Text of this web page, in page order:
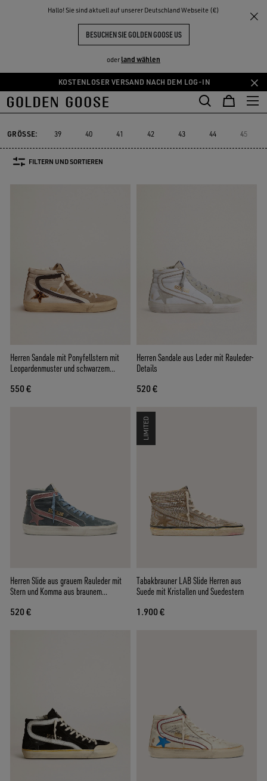
Hallo! Sie sind aktuell auf unserer Deutschland Webseite (€)
BESUCHEN SIE GOLDEN GOOSE US
oder land wählen
Zum
Hauptinhalt
Zum
Footer-
springen
KOSTENLOSER VERSAND NACH DEM LOG-IN
ERLEBNISSE THE
COMMUNITY
Sneakers Slide
SLIDE FÜR HERREN
Slide
Slide
Forty2
Forty2
GGDB Classics
GGDB ClassicsFrancy
Starter
Starter
Lightstar
Lightstar
GRÖSSE: 39 40 41 42 43 44 45
FILTERN UND SORTIEREN
Herren Sandale mit Ponyfellstern mit
Leopardenmuster und schwarzem
550 €
Herren Sandale aus Leder mit Rauleder-
Details
520 €
Herren Slide aus grauem Rauleder mit
Stern und Komma aus braunem
520 €
LIMITED
Tabakbrauner LAB Slide Herren aus
Suede mit Kristallen und Suedestern
1.900 €